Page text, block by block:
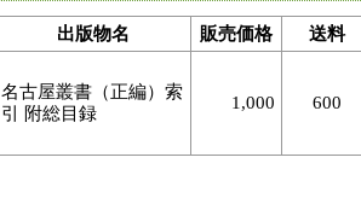
出版物名 販売価格 送料
名古屋叢書（正編）索
引 附総目録
1,000 600